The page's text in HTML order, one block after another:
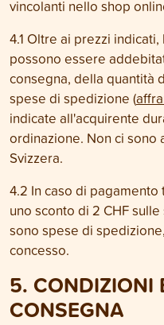
vincolanti nello shop
4.1 Oltre ai prezzi
possono essere
consegna, della quantità
spese di spedizione (
indicate all'acquirente
ordinazione. Non ci sono
Svizzera.
4.2 In caso di
uno sconto di 2 CHF
sono spese di
concesso.
5. CONDIZIONI
CONSEGNA